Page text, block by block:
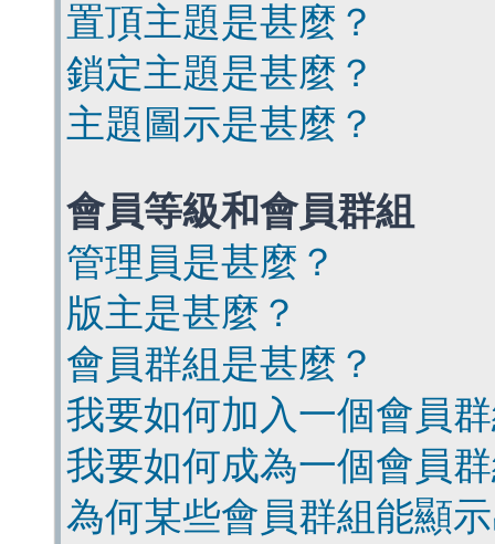
置頂主題是甚麼？
鎖定主題是甚麼？
主題圖示是甚麼？
會員等級和會員群組
管理員是甚麼？
版主是甚麼？
會員群組是甚麼？
我要如何加入一個會員
我要如何成為一個會員
為何某些會員群組能顯